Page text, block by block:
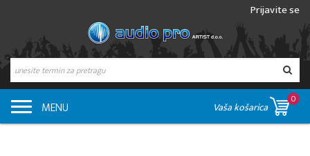
Prijavite se
MENU Vaša košarica
0